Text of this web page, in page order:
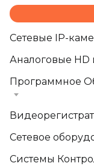
Сетевые IP-
Аналоговые HD
Программное
Сетевое
Системы